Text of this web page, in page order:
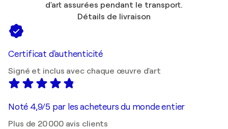
d'art assurées pendant le transport.
Détails de livraison
Certificat d'authenticité
Signé et inclus avec chaque œuvre d'art
Noté 4,9/5 par les acheteurs du monde entier
Plus de 20 000 avis clients